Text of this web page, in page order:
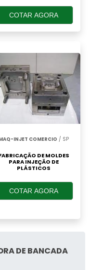
COTAR AGORA
INJET COMERCIO / SP
DE MOLDES
PARA INJEÇÃO DE
PLÁSTICOS
COTAR AGORA
DE BANCADA